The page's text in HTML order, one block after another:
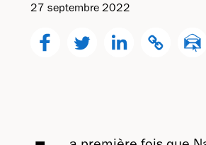
27 septembre 2022